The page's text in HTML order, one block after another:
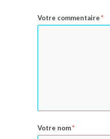
Votre commentaire*
Votre nom*